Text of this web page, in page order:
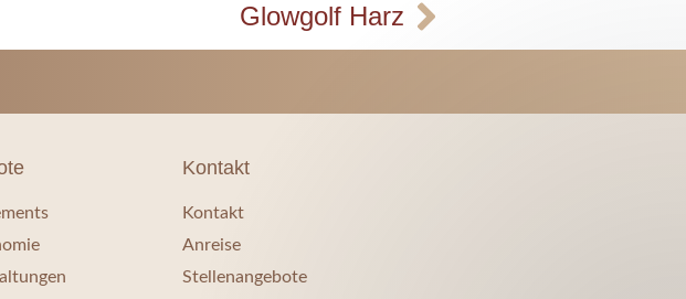
Glowgolf Harz
Kontakt
Kontakt
Anreise
Stellenangebote